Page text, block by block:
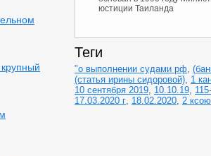
юстиции Таиланда
Теги
"о выполнении судами рф,
(статья ирины сидоровой), 1
10 сентября 2019, 10.10.19,
17.03.2020 г, 18.02.2020, 2 ксою